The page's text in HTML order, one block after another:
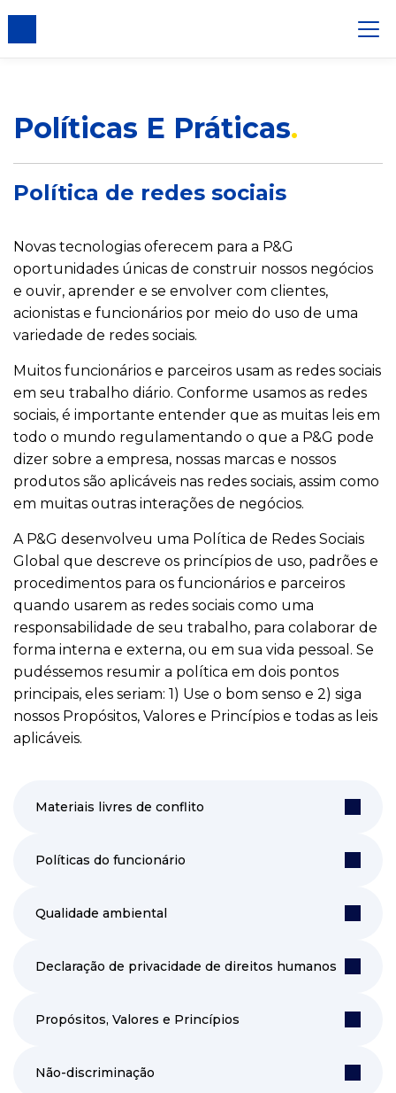
Políticas E Práticas
Política de redes sociais
Novas tecnologias oferecem para a P&G
oportunidades únicas de construir nossos negócios
e ouvir, aprender e se envolver com clientes,
acionistas e funcionários por meio do uso de uma
variedade de redes sociais.
Muitos funcionários e parceiros usam as redes sociais
em seu trabalho diário. Conforme usamos as redes
sociais, é importante entender que as muitas leis em
todo o mundo regulamentando o que a P&G pode
dizer sobre a empresa, nossas marcas e nossos
produtos são aplicáveis nas redes sociais, assim como
em muitas outras interações de negócios.
A P&G desenvolveu uma Política de Redes Sociais
Global que descreve os princípios de uso, padrões e
procedimentos para os funcionários e parceiros
quando usarem as redes sociais como uma
responsabilidade de seu trabalho, para colaborar de
forma interna e externa, ou em sua vida pessoal. Se
pudéssemos resumir a política em dois pontos
principais, eles seriam: 1) Use o bom senso e 2) siga
nossos Propósitos, Valores e Princípios e todas as leis
aplicáveis.
Materiais livres de conflito
Políticas do funcionário
Qualidade ambiental
Declaração de privacidade de direitos humanos
Propósitos, Valores e Princípios
Não-discriminação